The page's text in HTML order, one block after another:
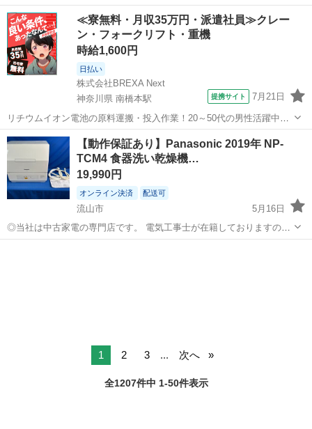
安心してお任せ下さい。 ◎メーカー：MOOSOO ◎型 番：MX10 ◎
動作テスト済み ◎クエン酸洗浄済み ◎動作保証60日間あり 【状態...
千葉 流山市 キッチン家電 MOOSOO
≪寮無料・月収35万円・派遣社員≫クレー
ン・フォークリフト・重機
時給1,600円
日払い
株式会社BREXA Next
神奈川県 南橋本駅
提携サイト 7月21日
リチウムイオン電池の原料運搬・投入作業！20～50代の男性活躍中★
ワンルーム寮完備！赴任旅費会社負担！年間休日130日★フォークリフ
ト免許お持ちの方、活躍中！就業先食堂利用可★《神奈川県相模原
市》 人気の工場のお仕事 ◇電...
神奈川 相模原市 南橋本駅 その他
【動作保証あり】Panasonic 2019年 NP-
TCM4 食器洗い乾燥機…
19,990円
オンライン決済 配送可
流山市
5月16日
◎当社は中古家電の専門店です。 電気工事士が在籍しておりますので
安心してお任せ下さい。 ◎メーカー：パナソニック ◎型 番：NP-
1 2 3 ... 次へ
全1207件中 1-50件表示